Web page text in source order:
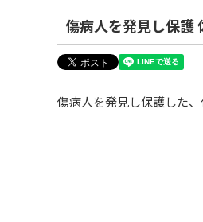
傷病人を発見し保護
傷病人を発見し保護した